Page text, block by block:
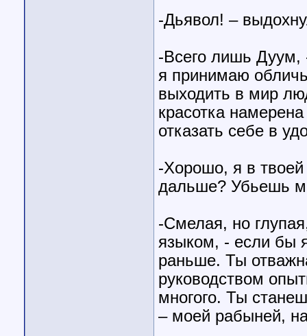
-Дьявол! –
-Всего лишь Дуум,
я принимаю
выходить в мир
красотка
отказать себе в
-Хорошо, я в
дальше? Убьешь
-Смелая, но
языком, - если бы
раньше. Ты
руководством
многого. Ты
– моей рабыней,